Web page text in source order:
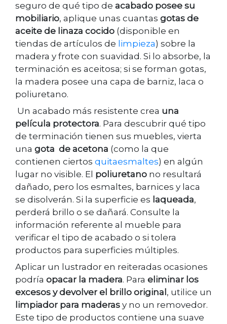
seguro de qué tipo de acabado posee su
mobiliario, aplique unas cuantas gotas de
aceite de linaza cocido (disponible en
tiendas de artículos de limpieza) sobre la
madera y frote con suavidad. Si lo absorbe, la
terminación es aceitosa; si se forman gotas,
la madera posee una capa de barniz, laca o
poliuretano.
Un acabado más resistente crea una
película protectora. Para descubrir qué tipo
de terminación tienen sus muebles, vierta
una gota de acetona (como la que
contienen ciertos quitaesmaltes) en algún
lugar no visible. El poliuretano no resultará
dañado, pero los esmaltes, barnices y laca
se disolverán. Si la superficie es laqueada,
perderá brillo o se dañará. Consulte la
información referente al mueble para
verificar el tipo de acabado o si tolera
productos para superficies múltiples.
Aplicar un lustrador en reiteradas ocasiones
podría opacar la madera. Para eliminar los
excesos y devolver el brillo original, utilice un
limpiador para maderas y no un removedor.
Este tipo de productos contiene una suave